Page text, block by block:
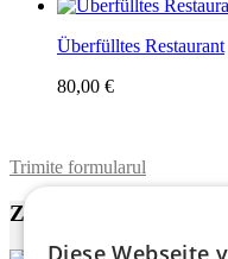
Überfülltes Restaurant
80,00 €
Trimite formularul
Zu diesem Werk
Diese Webseite